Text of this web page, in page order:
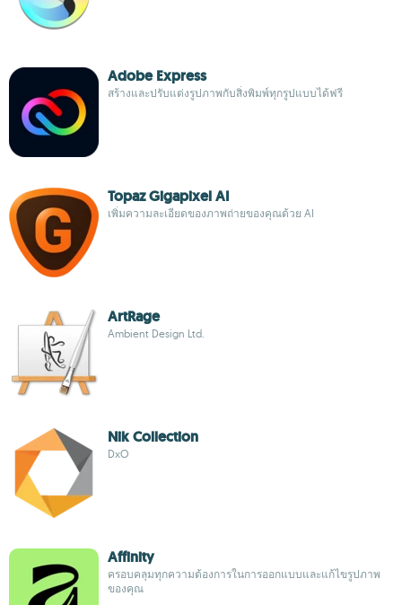
Adobe Express
สร้างและปรับแต่งรูปภาพกับสิ่งพิมพ์ทุกรูปแบบได้ฟรี
Topaz Gigapixel AI
เพิ่มความละเอียดของภาพถ่ายของคุณด้วย AI
ArtRage
Ambient Design Ltd.
Nik Collection
DxO
Affinity
ครอบคลุมทุกความต้องการในการออกแบบและแก้ไขรูปภาพ
ของคุณ